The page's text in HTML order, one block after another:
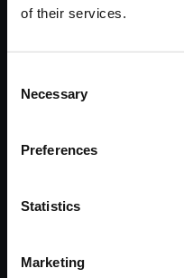
of their services.
Selection
Necessary
Preferences
Statistics
Marketing